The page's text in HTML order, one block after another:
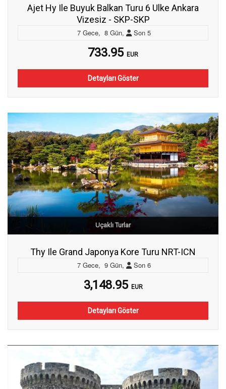
Ajet Hy Ile Buyuk Balkan Turu 6 Ulke Ankara
Vizesiz - SKP-SKP
7 Gece, 8 Gün, Son 5
733.95 EUR
Detayları Göster
Uçaklı Turlar
Thy Ile Grand Japonya Kore Turu NRT-ICN
7 Gece, 9 Gün, Son 6
3,148.95 EUR
Detayları Göster